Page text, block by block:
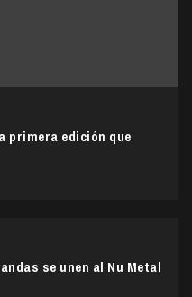
primera edición que
se unen al Nu Metal